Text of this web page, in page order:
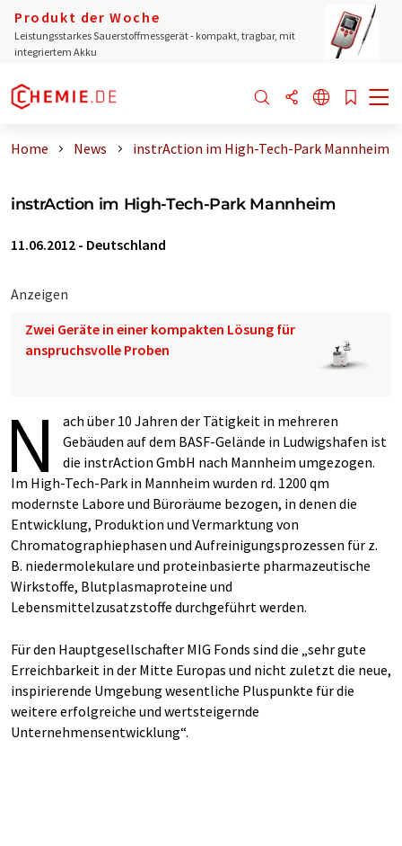
Produkt der Woche
Leistungsstarkes Sauerstoffmessgerät - kompakt, tragbar, mit
integriertem Akku
Home News instrAction im High-Tech-Park Mannheim
instrAction im High-Tech-Park Mannheim
11.06.2012 - Deutschland
Anzeigen
Zwei Geräte in einer kompakten Lösung für
anspruchsvolle Proben
N
ach über 10 Jahren der Tätigkeit in mehreren
Gebäuden auf dem BASF-Gelände in Ludwigshafen ist
die instrAction GmbH nach Mannheim umgezogen.
Im High-Tech-Park in Mannheim wurden rd. 1200 qm
modernste Labore und Büroräume bezogen, in denen die
Entwicklung, Produktion und Vermarktung von
Chromatographiephasen und Aufreinigungsprozessen für z.
B. niedermolekulare und proteinbasierte pharmazeutische
Wirkstoffe, Blutplasmaproteine und
Lebensmittelzusatzstoffe durchgeführt werden.
Für den Hauptgesellschafter MIG Fonds sind die „sehr gute
Erreichbarkeit in der Mitte Europas und nicht zuletzt die neue,
inspirierende Umgebung wesentliche Pluspunkte für die
weitere erfolgreiche und wertsteigernde
Unternehmensentwicklung“.